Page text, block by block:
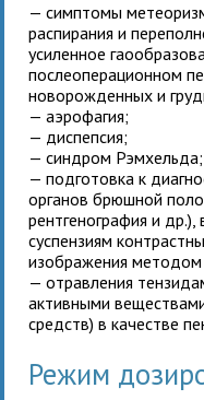
— симптомы
распирания и
усиленное
послеоперационном
новорожденных и
— аэрофагия;
— диспепсия;
— синдром Рэмхельда;
— подготовка к
органов брюшной
рентгенография и др.),
суспензиям
изображения методом
— отравления
активными
средств) в качестве
Режим